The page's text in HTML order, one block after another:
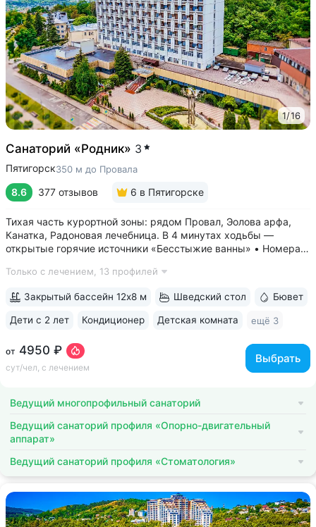
1/16
Санаторий «Родник» 3
Пятигорск350 м до Провала
8.6 377 отзывов 6 в Пятигорске
Тихая часть курортной зоны: рядом Провал, Эолова арфа,
Канатка, Радоновая лечебница. В 4 минутах ходьбы —
открытые горячие источники «Бесстыжие ванны» • Номера
виден Эльбрус и Кавказский хребет. Есть номера с балконом
Только с лечением, 13 профилей
от 4950 ₽
сут/чел, с лечением
Выбрать
Закрытый бассейн 12х8 м Шведский стол Бювет
Дети с 2 лет Кондиционер Детская комната ещё 3
Ведущий многопрофильный санаторий
Ведущий санаторий профиля «Опорно-двигательный
аппарат»
Ведущий санаторий профиля «Стоматология»